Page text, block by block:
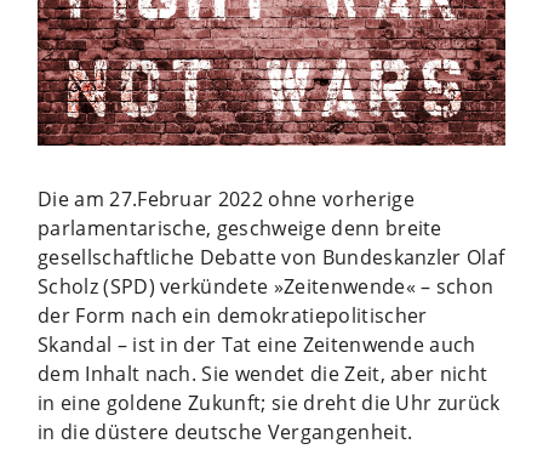
Die am 27.Februar 2022 ohne vorherige
parlamentarische, geschweige denn breite
gesellschaftliche Debatte von Bundeskanzler Olaf
Scholz (SPD) verkündete »Zeitenwende« – schon
der Form nach ein demokratiepolitischer
Skandal – ist in der Tat eine Zeitenwende auch
dem Inhalt nach. Sie wendet die Zeit, aber nicht
in eine goldene Zukunft; sie dreht die Uhr zurück
in die düstere deutsche Vergangenheit.